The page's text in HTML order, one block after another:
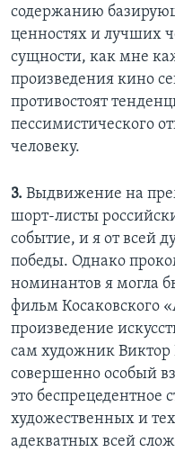
содержанию
ценностях и лучших
сущности, как мне
произведения кино
противостоят
пессимистического
человеку.
3. Выдвижение на
шорт-листы
событие, и я от всей
победы. Однако
номинантов я могла
фильм Косаковского
произведение
сам художник Виктор
совершенно особый
это беспрецедентное
художественных и
адекватных всей